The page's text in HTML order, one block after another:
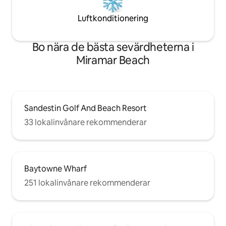
Luftkonditionering
Bo nära de bästa sevärdheterna i
Miramar Beach
Sandestin Golf And Beach Resort
33 lokalinvånare rekommenderar
Baytowne Wharf
251 lokalinvånare rekommenderar